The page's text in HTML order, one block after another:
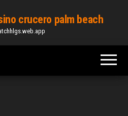
crucero palm beach